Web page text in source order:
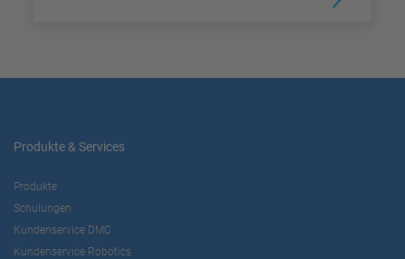
Produkte & Services
Produkte
Schulungen
Kundenservice DMC
Kundenservice Robotics